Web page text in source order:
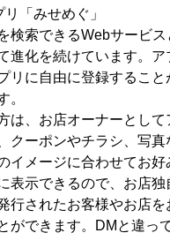
「みせめぐ」
検索できるWebサービ
進化を続けています。
リに自由に登録するこ
。
は、お店オーナーとし
クーポンやチラシ、写
イメージに合わせてお
表示できるので、お店
行されたお客様やお店
ができます。DMと違っ